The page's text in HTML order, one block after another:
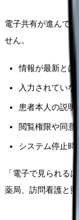
電子共有が進んで
せん。
情報が最新とは
入力されていな
患者本人の説明
閲覧権限や同意
システム停止時
「電子で見られる
薬局、訪問看護と